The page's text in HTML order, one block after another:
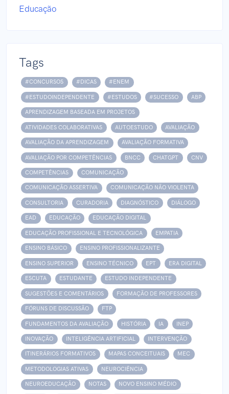
Educação
Tags
#CONCURSOS #DICAS #ENEM
#ESTUDOINDEPENDENTE #ESTUDOS #SUCESSO ABP
APRENDIZAGEM BASEADA EM PROJETOS
ATIVIDADES COLABORATIVAS AUTOESTUDO AVALIAÇÃO
AVALIAÇÃO DA APRENDIZAGEM AVALIAÇÃO FORMATIVA
AVALIAÇÃO POR COMPETÊNCIAS BNCC CHATGPT CNV
COMPETÊNCIAS COMUNICAÇÃO
COMUNICAÇÃO ASSERTIVA COMUNICAÇÃO NÃO VIOLENTA
CONSULTORIA CURADORIA DIAGNÓSTICO DIÁLOGO
EAD EDUCAÇÃO EDUCAÇÃO DIGITAL
EDUCAÇÃO PROFISSIONAL E TECNOLÓGICA EMPATIA
ENSINO BÁSICO ENSINO PROFISSIONALIZANTE
ENSINO SUPERIOR ENSINO TÉCNICO EPT ERA DIGITAL
ESCUTA ESTUDANTE ESTUDO INDEPENDENTE
SUGESTÕES E COMENTÁRIOS FORMAÇÃO DE PROFESSORES
FÓRUNS DE DISCUSSÃO FTP
FUNDAMENTOS DA AVALIAÇÃO HISTÓRIA IA INEP
INOVAÇÃO INTELIGÊNCIA ARTIFICIAL INTERVENÇÃO
ITINERÁRIOS FORMATIVOS MAPAS CONCEITUAIS MEC
METODOLOGIAS ATIVAS NEUROCIÊNCIA
NEUROEDUCAÇÃO NOTAS NOVO ENSINO MÉDIO